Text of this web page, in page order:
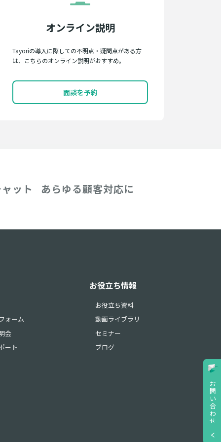
お
問
い
合
わ
せ
オンライン説明
Tayoriの導入に際しての不明点・疑問点がある方
は、こちらのオンライン説明がおすすめ。
面談を予約
ット あらゆる顧客対応に
ォーム
会
ート
お役立ち情報
お役立ち資料
動画ライブラリ
セミナー
ブログ